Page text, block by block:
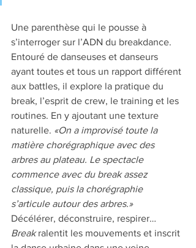
Une parenthèse qui le pousse à
s’interroger sur l’ADN du breakdance.
Entouré de danseuses et danseurs
ayant toutes et tous un rapport différent
aux battles, il explore la pratique du
break, l’esprit de crew, le training et les
routines. En y ajoutant une texture
naturelle. «On a improvisé toute la
matière chorégraphique avec des
arbres au plateau. Le spectacle
commence avec du break assez
classique, puis la chorégraphie
s’articule autour des arbres.»
Décélérer, déconstruire, respirer…
Break ralentit les mouvements et inscrit